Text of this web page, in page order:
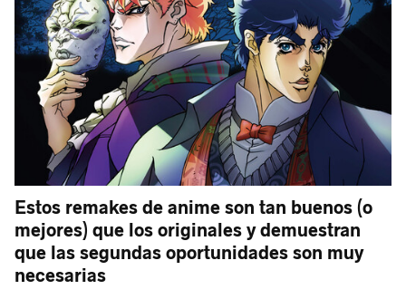
Estos remakes de anime son tan buenos (o
mejores) que los originales y demuestran
que las segundas oportunidades son muy
necesarias